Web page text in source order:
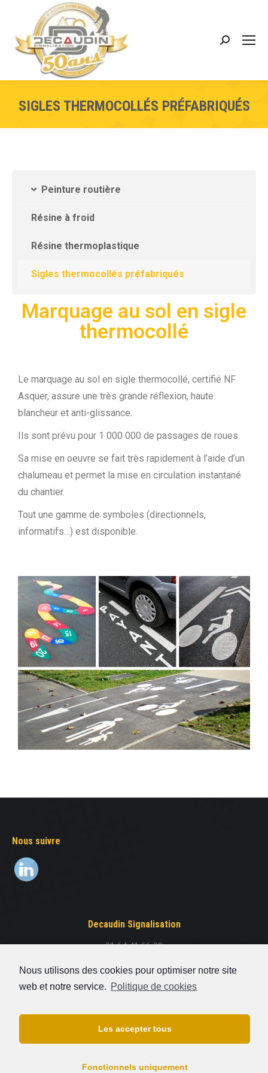
Nous utilisons des cookies pour optimiser notre site
web et notre service. Politique de cookies
Les accepter tous
Fonctionnels uniquement
SIGLES THERMOCOLLÉS PRÉFABRIQUÉS
Peinture routière
Résine à froid
Résine thermoplastique
Sigles thermocollés préfabriqués
Marquage au sol en sigle
thermocollé
Le marquage au sol en sigle thermocollé, certifié NF
Asquer, assure une très grande réflexion, haute
blancheur et anti-glissance.
Ils sont prévu pour 1 000 000 de passages de roues.
Sa mise en oeuvre se fait très rapidement à l’aide d’un
chalumeau et permet la mise en circulation instantané
du chantier.
Tout une gamme de symboles (directionnels,
informatifs…) est disponible.
Nous suivre
Decaudin Signalisation
01 64 41 66 93
77176 Savigny-Le-Temple
FAQ